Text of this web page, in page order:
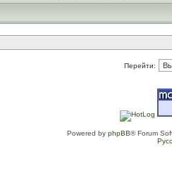
Перейти:
Powered by phpBB® Forum